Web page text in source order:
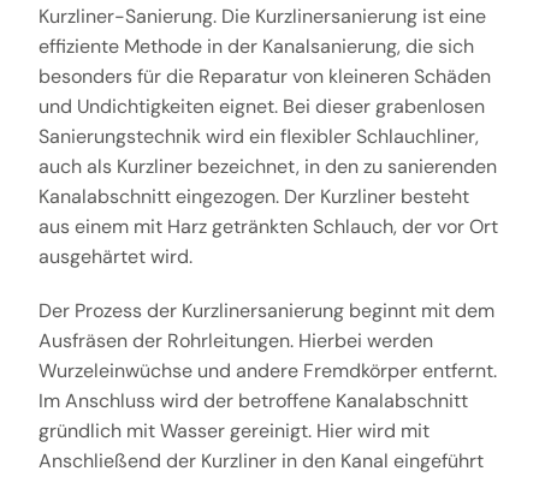
Kurzliner-Sanierung. Die Kurzlinersanierung ist eine
effiziente Methode in der Kanalsanierung, die sich
besonders für die Reparatur von kleineren Schäden
und Undichtigkeiten eignet. Bei dieser grabenlosen
Sanierungstechnik wird ein flexibler Schlauchliner,
auch als Kurzliner bezeichnet, in den zu sanierenden
Kanalabschnitt eingezogen. Der Kurzliner besteht
aus einem mit Harz getränkten Schlauch, der vor Ort
ausgehärtet wird.
Der Prozess der Kurzlinersanierung beginnt mit dem
Ausfräsen der Rohrleitungen. Hierbei werden
Wurzeleinwüchse und andere Fremdkörper entfernt.
Im Anschluss wird der betroffene Kanalabschnitt
gründlich mit Wasser gereinigt. Hier wird mit
Anschließend der Kurzliner in den Kanal eingeführt